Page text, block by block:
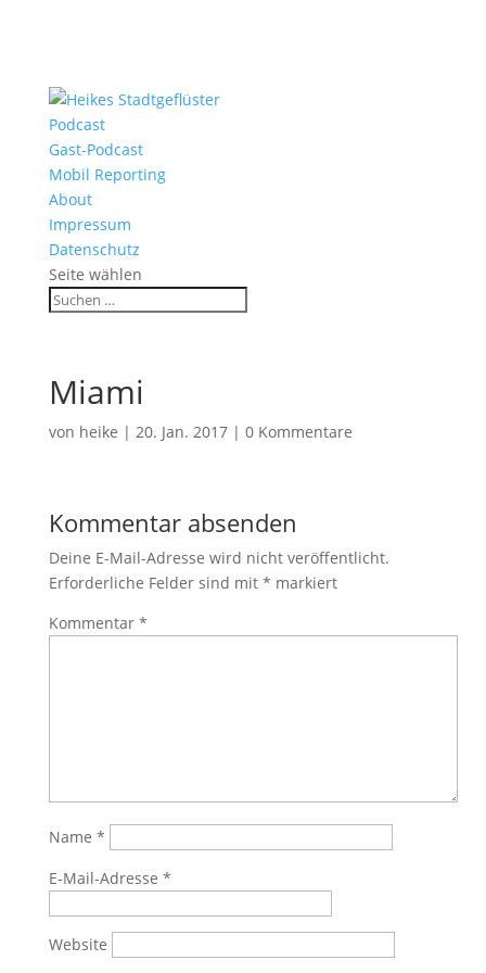
Podcast
Gast-Podcast
Mobil Reporting
About
Impressum
Datenschutz
Seite wählen
Miami
von heike | 20. Jan. 2017| 0 Kommentare
Kommentar absenden
Deine E-Mail-Adresse wird nicht veröffentlicht.
Erforderliche Felder sind mit * markiert
Kommentar *
Name *
E-Mail-Adresse *
Website